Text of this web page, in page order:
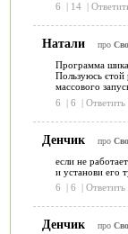
6
| 14 |
Натали про
Программа
Пользуюсь єтой
массового
6
| 6 | Ответить
Денчик про
если не
и установи его
6
| 6 | Ответить
Денчик про